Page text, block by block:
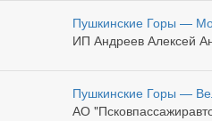
Пушкинские Горы —
ИП Андреев Алексей
Пушкинские Горы —
АО